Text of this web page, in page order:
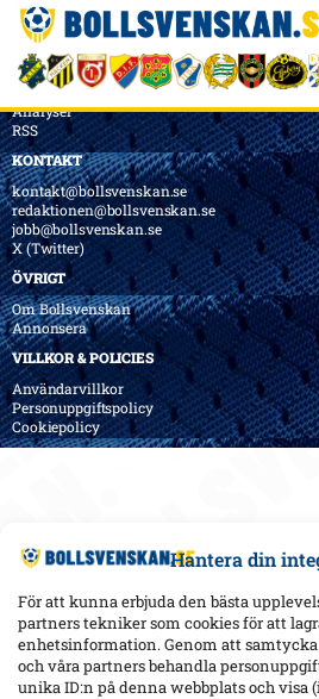
Hantera din
För att kunna erbjuda den bästa
partners tekniker som cookies för att
enhetsinformation. Genom att
och våra partners behandla
unika ID:n på denna webbplats och visa
ÖVERSIKT
Nyheter & Reportage
Spelarbetyg
Analyser
RSS
KONTAKT
kontakt@bollsvenskan.se
redaktionen@bollsvenskan.se
jobb@bollsvenskan.se
X (Twitter)
ÖVRIGT
Om Bollsvenskan
Annonsera
VILLKOR & POLICIES
Användarvillkor
Personuppgiftspolicy
Cookiepolicy